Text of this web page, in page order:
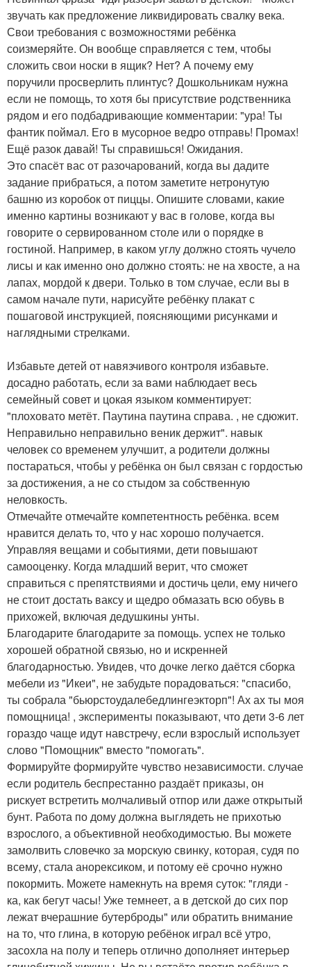
звучать как предложение ликвидировать свалку века.
Свои требования с возможностями ребёнка
соизмеряйте. Он вообще справляется с тем, чтобы
сложить свои носки в ящик? Нет? А почему ему
поручили просверлить плинтус? Дошкольникам нужна
если не помощь, то хотя бы присутствие родственника
рядом и его подбадривающие комментарии: "ура! Ты
фантик поймал. Его в мусорное ведро отправь! Промах!
Ещё разок давай! Ты справишься! Ожидания.
Это спасёт вас от разочарований, когда вы дадите
задание прибраться, а потом заметите нетронутую
башню из коробок от пиццы. Опишите словами, какие
именно картины возникают у вас в голове, когда вы
говорите о сервированном столе или о порядке в
гостиной. Например, в каком углу должно стоять чучело
лисы и как именно оно должно стоять: не на хвосте, а на
лапах, мордой к двери. Только в том случае, если вы в
самом начале пути, нарисуйте ребёнку плакат с
пошаговой инструкцией, поясняющими рисунками и
наглядными стрелками.
Избавьте детей от навязчивого контроля избавьте.
досадно работать, если за вами наблюдает весь
семейный совет и цокая языком комментирует:
"плоховато метёт. Паутина паутина справа. , не сдюжит.
Неправильно неправильно веник держит". навык
человек со временем улучшит, а родители должны
постараться, чтобы у ребёнка он был связан с гордостью
за достижения, а не со стыдом за собственную
неловкость.
Отмечайте отмечайте компетентность ребёнка. всем
нравится делать то, что у нас хорошо получается.
Управляя вещами и событиями, дети повышают
самооценку. Когда младший верит, что сможет
справиться с препятствиями и достичь цели, ему ничего
не стоит достать ваксу и щедро обмазать всю обувь в
прихожей, включая дедушкины унты.
Благодарите благодарите за помощь. успех не только
хорошей обратной связью, но и искренней
благодарностью. Увидев, что дочке легко даётся сборка
мебели из "Икеи", не забудьте порадоваться: "спасибо,
ты собрала "бьюрстоудалебедлингеэкторп"! Ах ах ты моя
помощница! , эксперименты показывают, что дети 3-6 лет
гораздо чаще идут навстречу, если взрослый использует
слово "Помощник" вместо "помогать".
Формируйте формируйте чувство независимости. случае
если родитель беспрестанно раздаёт приказы, он
рискует встретить молчаливый отпор или даже открытый
бунт. Работа по дому должна выглядеть не прихотью
взрослого, а объективной необходимостью. Вы можете
замолвить словечко за морскую свинку, которая, судя по
всему, стала анорексиком, и потому её срочно нужно
покормить. Можете намекнуть на время суток: "гляди -
ка, как бегут часы! Уже темнеет, а в детской до сих пор
лежат вчерашние бутерброды" или обратить внимание
на то, что глина, в которую ребёнок играл всё утро,
засохла на полу и теперь отлично дополняет интерьер